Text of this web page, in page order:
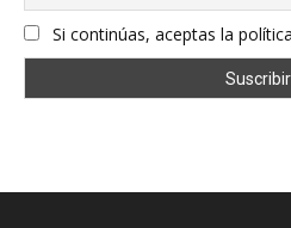
Si continúas, aceptas la